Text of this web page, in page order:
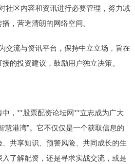
社区内容和资讯进行必要管理，努力减
，营造清朗的网络空间。
交流与资讯平台，保持中立立场，旨在
的投资建议，鼓励用户独立决策。
，**股票配资论坛网**立志成为广大
慧港湾”。它不仅仅是一个获取信息的
共享知识、预警风险、共同成长的生
了解配资，还是寻求实战交流，或是